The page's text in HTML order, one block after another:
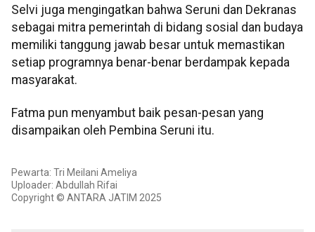
Selvi juga mengingatkan bahwa Seruni dan Dekranas
sebagai mitra pemerintah di bidang sosial dan budaya
memiliki tanggung jawab besar untuk memastikan
setiap programnya benar-benar berdampak kepada
masyarakat.
Fatma pun menyambut baik pesan-pesan yang
disampaikan oleh Pembina Seruni itu.
Pewarta: Tri Meilani Ameliya
Uploader: Abdullah Rifai
Copyright © ANTARA JATIM 2025